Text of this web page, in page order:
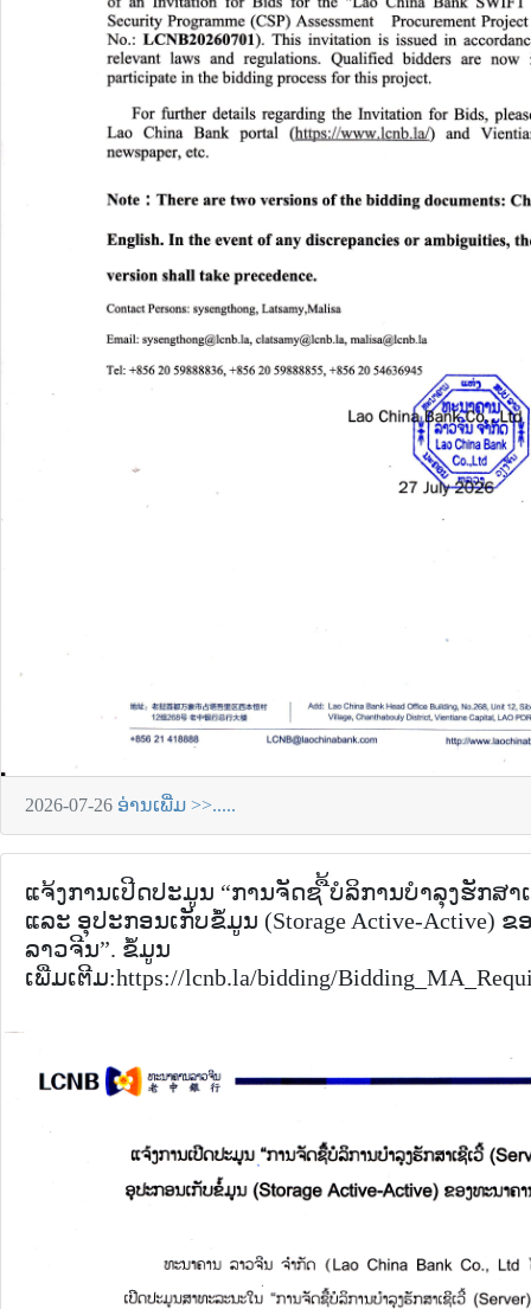
2026-07-26 ອ່ານເພີ່ມ >>.....
ແຈ້ງການເປີດປະມູນ “ການຈັດຊ ື້ບໍລິການບໍາລຸງຮັກສາເ
ແລະ ອຸປະກອນເກັບຂໍໍ້ມູນ (Storage Active-Active)
ລາວຈີນ”. ຂໍ້ມູນ
ເພີ່ມເຕີມ:https://lcnb.la/bidding/